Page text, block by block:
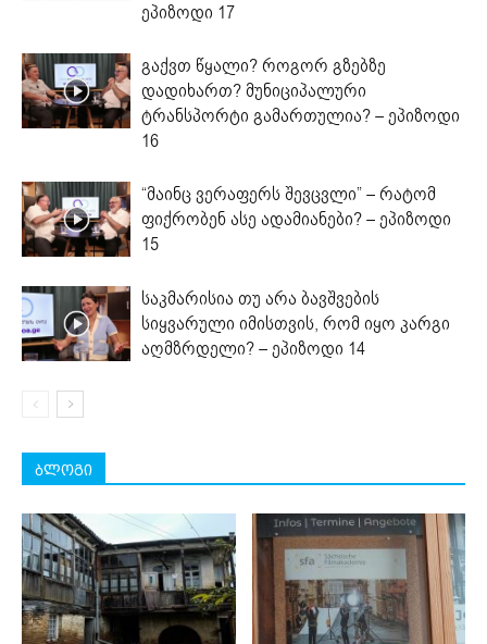
ეპიზოდი 17
გაქვთ წყალი? როგორ გზებზე
დადიხართ? მუნიციპალური
ტრანსპორტი გამართულია? – ეპიზოდი
16
“მაინც ვერაფერს შევცვლი” – რატომ
ფიქრობენ ასე ადამიანები? – ეპიზოდი
15
საკმარისია თუ არა ბავშვების
სიყვარული იმისთვის, რომ იყო კარგი
აღმზრდელი? – ეპიზოდი 14
ბლოგი